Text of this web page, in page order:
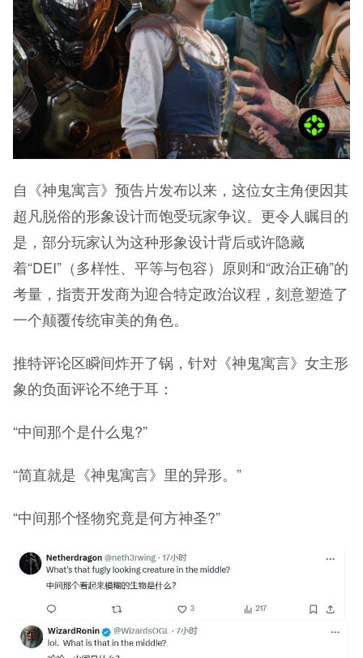
自《神鬼寓言》预告片发布以来，这位女主角便因其
超凡脱俗的形象设计而饱受玩家争议。更令人瞩目的
是，部分玩家认为这种形象设计背后或许隐藏
着“DEI”（多样性、平等与包容）原则和“政治正确”的
考量，指责开发商为迎合特定政治议程，刻意塑造了
一个颠覆传统审美的角色。
推特评论区瞬间炸开了锅，针对《神鬼寓言》女主形
象的负面评论不绝于耳：
“中间那个是什么鬼?”
“简直就是《神鬼寓言》里的异形。”
“中间那个怪物究竟是何方神圣?”